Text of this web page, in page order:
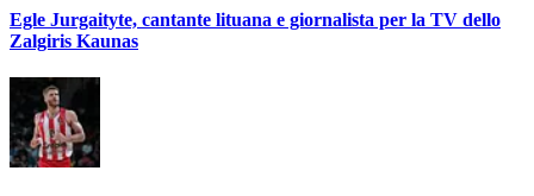
Egle Jurgaityte, cantante lituana e giornalista per la TV dello
Zalgiris Kaunas